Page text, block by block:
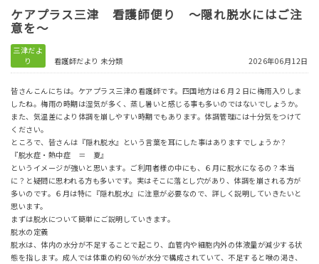
ケアプラス三津 看護師便り ～隠れ脱水にはご注
意を～
三津だよ
り
看護師だより 未分類 2026年06月12日
皆さんこんにちは。ケアプラス三津の看護師です。四国地方は６月２日に梅雨入りしま
したね。梅雨の時期は湿気が多く、蒸し暑いと感じる事も多いのではないでしょうか。
また、気温差により体調を崩しやすい時期でもあります。体調管理には十分気をつけて
ください。
ところで、皆さんは『隠れ脱水』という言葉を耳にした事はありますでしょうか？
『脱水症・熱中症 ＝ 夏』
というイメージが強いと思います。ご利用者様の中にも、６月に脱水になるの？本当
に？と疑問に思われる方も多いです。実はそこに落とし穴があり、体調を崩される方が
多いのです。６月は特に『隠れ脱水』に注意が必要なので、詳しく説明していきたいと
思います。
まずは脱水について簡単にご説明していきます。
脱水の定義
脱水は、体内の水分が不足することで起こり、血管内や細胞内外の体液量が減少する状
態を指します。成人では体重の約60％が水分で構成されていて、不足すると喉の渇き、